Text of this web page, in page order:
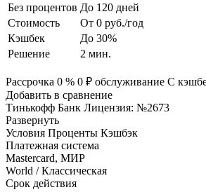
Без процентов До 120 дней
Стоимость
От 0 руб./год
Кэшбек
До 30%
Решение
2 мин.
Рассрочка 0 % 0 ₽ обслуживание С
Добавить в сравнение
Тинькофф Банк Лицензия: №2673
Развернуть
Условия Проценты Кэшбэк
Платежная система
Mastercard, МИР
World / Классическая
Срок действия